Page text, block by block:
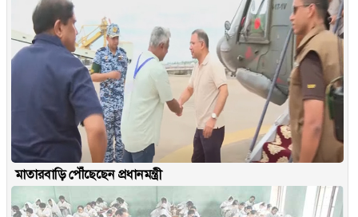
মাতারবাড়ি পৌঁছেছেন প্রধানমন্ত্রী